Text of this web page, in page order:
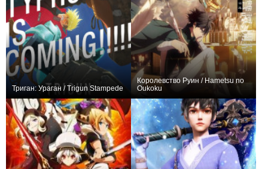
Триган: Ураган / Trigun Stampede
Королевство Руин / Hametsu no
Oukoku